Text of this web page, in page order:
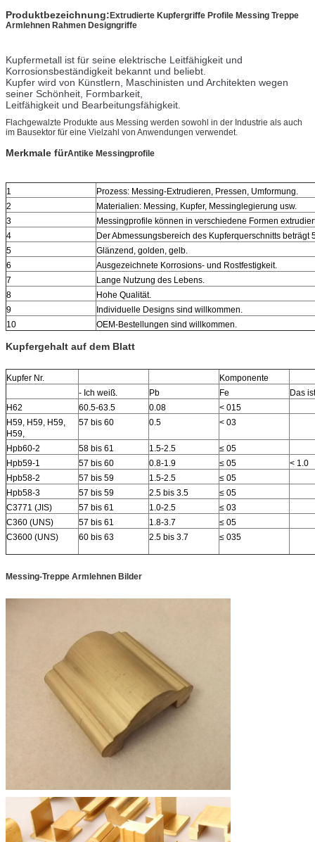
Produktbezeichnung:Extrudierte Kupfergriffe Profile Messing Treppe
Armlehnen Rahmen Designgriffe
Kupfermetall ist für seine elektrische Leitfähigkeit und
Korrosionsbeständigkeit bekannt und beliebt.
Kupfer wird von Künstlern, Maschinisten und Architekten wegen
seiner Schönheit, Formbarkeit,
Leitfähigkeit und Bearbeitungsfähigkeit.
Flachgewalzte Produkte aus Messing werden sowohl in der Industrie als auch
im Bausektor für eine Vielzahl von Anwendungen verwendet.
Merkmale fürAntike Messingprofile
1
Prozess: Messing-Extrudieren, Pressen, Umformung.
2
Materialien: Messing, Kupfer, Messinglegierung usw.
3
Messingprofile können in verschiedene Formen
4
Der Abmessungsbereich des Kupferquerschnitts beträgt
5
Glänzend, golden, gelb.
6
Ausgezeichnete Korrosions- und Rostfestigkeit.
7
Lange Nutzung des Lebens.
8
Hohe Qualität.
9
Individuelle Designs sind willkommen.
10
OEM-Bestellungen sind willkommen.
Kupfergehalt auf dem Blatt
Kupfer Nr.
Komponente
- Ich weiß.
Pb Fe
Das
H62
60.5-63.5 0.08
< 015
H59, H59, H59,
H59,
57 bis 60 0.5 < 03
Hpb60-2 58 bis 61 1.5-2.5
≤ 05
Hpb59-1
57 bis 60 0.8-1.9 ≤ 05
< 1.0
Hpb58-2
57 bis 59 1.5-2.5
≤ 05
Hpb58-3
57 bis 59 2.5 bis 3.5
≤ 05
C3771 (JIS)
57 bis 61 1.0-2.5
≤ 03
C360 (UNS)
57 bis 61 1.8-3.7
≤ 05
C3600 (UNS)
60 bis 63 2.5 bis 3.7 ≤ 035
Messing-Treppe Armlehnen Bilder